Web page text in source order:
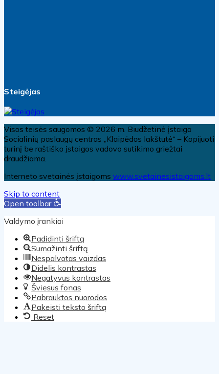
Steigėjas
Visos teisės saugomos © 2026 m. Biudžetinė įstaiga
Socialinių paslaugų centras „Klaipėdos lakštutė“ – Kopijuoti
turinį be raštiško įstaigos vadovo sutikimo griežtai
draudžiama.
Interneto svetainės įstaigoms www.svetainesistaigoms.lt
Skip to content
Open toolbar
Valdymo įrankiai
Padidinti šriftą
Sumažinti šriftą
Nespalvotas vaizdas
Didelis kontrastas
Negatyvus kontrastas
Šviesus fonas
Pabrauktos nuorodos
Pakeisti teksto šriftą
Reset